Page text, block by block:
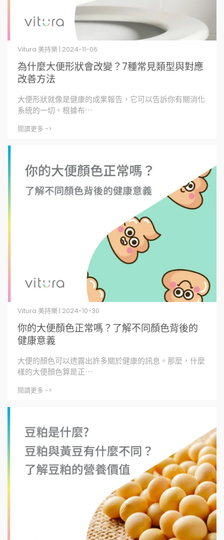
為什麼大便形狀會改變？7種常見類型與對應
改善方法
Vitura 美持樂 | 2024-11-06
大便形狀就像是健康的成果報告，它可以告訴你有關消化
系統的一切。根據布⋯
閱讀更多 ->
你的大便顏色正常嗎？了解不同顏色背後的
健康意義
Vitura 美持樂 | 2024-10-30
大便的顏色可以透露出許多關於健康的訊息。那麼，什麼
樣的大便顏色算是正⋯
閱讀更多 ->